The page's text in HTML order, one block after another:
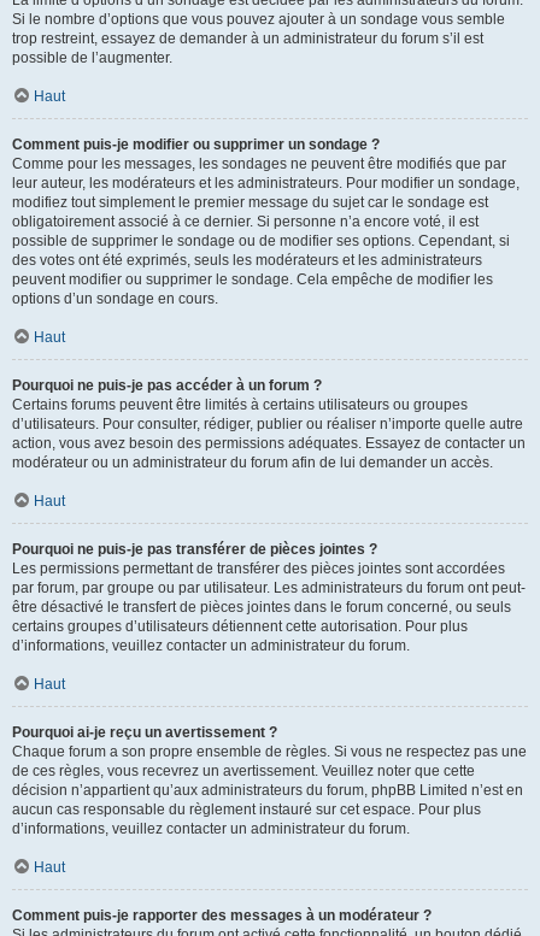
Si le nombre d’options que vous pouvez ajouter à un sondage vous semble
trop restreint, essayez de demander à un administrateur du forum s’il est
possible de l’augmenter.
Haut
Comment puis-je modifier ou supprimer un sondage ?
Comme pour les messages, les sondages ne peuvent être modifiés que par
leur auteur, les modérateurs et les administrateurs. Pour modifier un sondage,
modifiez tout simplement le premier message du sujet car le sondage est
obligatoirement associé à ce dernier. Si personne n’a encore voté, il est
possible de supprimer le sondage ou de modifier ses options. Cependant, si
des votes ont été exprimés, seuls les modérateurs et les administrateurs
peuvent modifier ou supprimer le sondage. Cela empêche de modifier les
options d’un sondage en cours.
Haut
Pourquoi ne puis-je pas accéder à un forum ?
Certains forums peuvent être limités à certains utilisateurs ou groupes
d’utilisateurs. Pour consulter, rédiger, publier ou réaliser n’importe quelle autre
action, vous avez besoin des permissions adéquates. Essayez de contacter un
modérateur ou un administrateur du forum afin de lui demander un accès.
Haut
Pourquoi ne puis-je pas transférer de pièces jointes ?
Les permissions permettant de transférer des pièces jointes sont accordées
par forum, par groupe ou par utilisateur. Les administrateurs du forum ont peut-
être désactivé le transfert de pièces jointes dans le forum concerné, ou seuls
certains groupes d’utilisateurs détiennent cette autorisation. Pour plus
d’informations, veuillez contacter un administrateur du forum.
Haut
Pourquoi ai-je reçu un avertissement ?
Chaque forum a son propre ensemble de règles. Si vous ne respectez pas une
de ces règles, vous recevrez un avertissement. Veuillez noter que cette
décision n’appartient qu’aux administrateurs du forum, phpBB Limited n’est en
aucun cas responsable du règlement instauré sur cet espace. Pour plus
d’informations, veuillez contacter un administrateur du forum.
Haut
Comment puis-je rapporter des messages à un modérateur ?